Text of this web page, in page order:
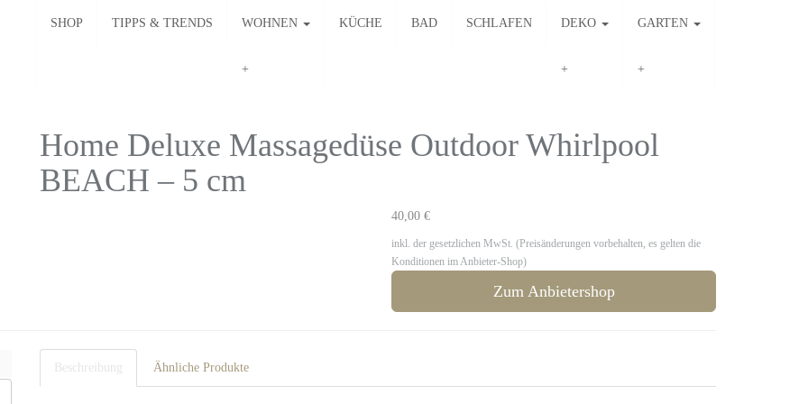
SHOP TIPPS & TRENDS WOHNEN KÜCHE BAD SCHLAFEN DEKO GARTEN
Home Deluxe Massagedüse Outdoor Whirlpool
BEACH – 5 cm
40,00 €
inkl. der gesetzlichen MwSt. (Preisänderungen vorbehalten, es gelten die
Konditionen im Anbieter-Shop)
Zum Anbietershop
Beschreibung Ähnliche Produkte